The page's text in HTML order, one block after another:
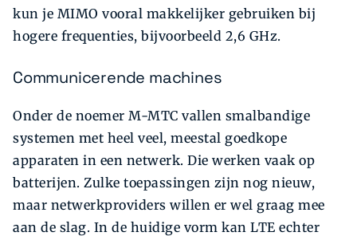
kun je MIMO vooral makkelijker gebruiken bij
hogere frequenties, bijvoorbeeld 2,6 GHz.
Communicerende machines
Onder de noemer M-MTC vallen smalbandige
systemen met heel veel, meestal goedkope
apparaten in een netwerk. Die werken vaak op
batterijen. Zulke toepassingen zijn nog nieuw,
maar netwerkproviders willen er wel graag mee
aan de slag. In de huidige vorm kan LTE echter